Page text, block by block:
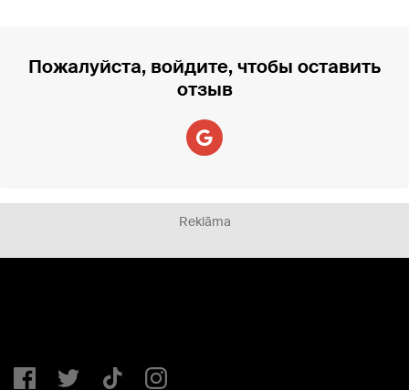
Пожалуйста, войдите, чтобы оставить
отзыв
Reklāma